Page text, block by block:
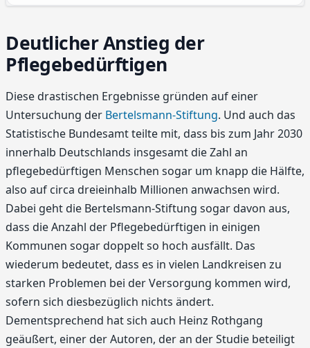
Deutlicher Anstieg der
Pflegebedürftigen
Diese drastischen Ergebnisse gründen auf einer
Untersuchung der Bertelsmann-Stiftung. Und auch das
Statistische Bundesamt teilte mit, dass bis zum Jahr 2030
innerhalb Deutschlands insgesamt die Zahl an
pflegebedürftigen Menschen sogar um knapp die Hälfte,
also auf circa dreieinhalb Millionen anwachsen wird.
Dabei geht die Bertelsmann-Stiftung sogar davon aus,
dass die Anzahl der Pflegebedürftigen in einigen
Kommunen sogar doppelt so hoch ausfällt. Das
wiederum bedeutet, dass es in vielen Landkreisen zu
starken Problemen bei der Versorgung kommen wird,
sofern sich diesbezüglich nichts ändert.
Dementsprechend hat sich auch Heinz Rothgang
geäußert, einer der Autoren, der an der Studie beteiligt